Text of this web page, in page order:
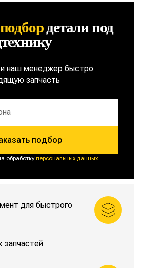
деталипод
наш менеджер быстро
запчасть
подбор
обработкуперсональных данных
для быстрого
запчастей